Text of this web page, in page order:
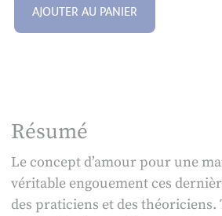
AJOUTER AU PANIER
Résumé
Le concept d’amour pour une
véritable engouement ces
des praticiens et des théoriciens.